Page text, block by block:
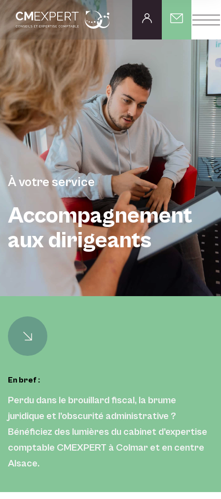
À votre service
Accompagnement
aux dirigeants
En bref :
Perdu dans le brouillard fiscal, la brume
juridique et l’obscurité administrative ?
Bénéficiez des lumières du cabinet d’expertise
comptable CMEXPERT à Colmar et en centre
Alsace.